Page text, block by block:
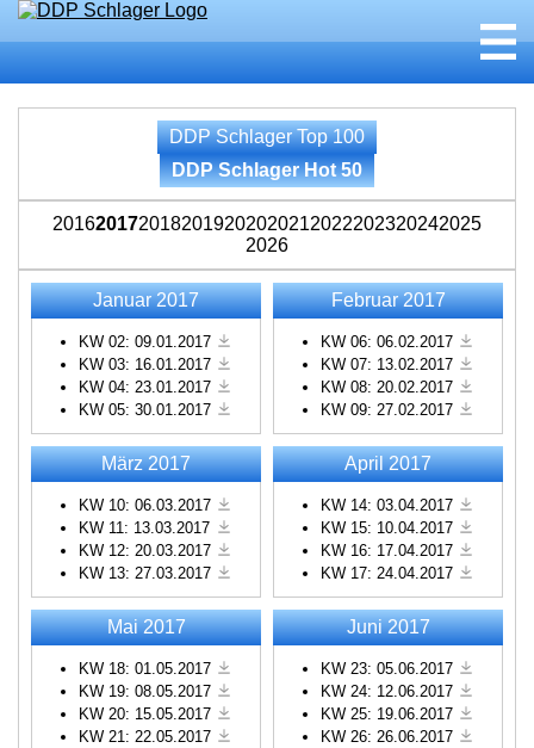
DDP Schlager Top 100
DDP Schlager Hot 50
2016201720182019202020212022202320242025
2026
Januar 2017
KW 02: 09.01.2017
KW 03: 16.01.2017
KW 04: 23.01.2017
KW 05: 30.01.2017
Februar 2017
KW 06: 06.02.2017
KW 07: 13.02.2017
KW 08: 20.02.2017
KW 09: 27.02.2017
März 2017
KW 10: 06.03.2017
KW 11: 13.03.2017
KW 12: 20.03.2017
KW 13: 27.03.2017
April 2017
KW 14: 03.04.2017
KW 15: 10.04.2017
KW 16: 17.04.2017
KW 17: 24.04.2017
Mai 2017
KW 18: 01.05.2017
KW 19: 08.05.2017
KW 20: 15.05.2017
KW 21: 22.05.2017
Juni 2017
KW 23: 05.06.2017
KW 24: 12.06.2017
KW 25: 19.06.2017
KW 26: 26.06.2017